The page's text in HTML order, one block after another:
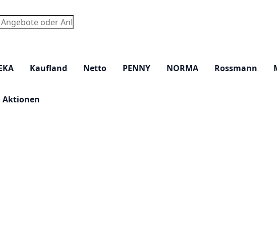
Kaufland Netto PENNY NORMA Rossmann
Aktionen